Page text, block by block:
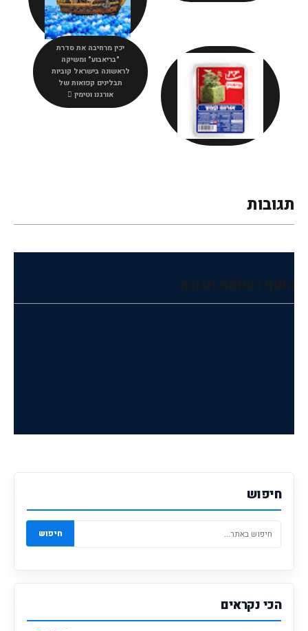
יכין מרחיבה את סדרת
"בריאבוע" ומשיקה
לראשונה בישראל קוביות
תבלינים קפואות של
אורגנו וטימין
תגובות
הוסף רשומת תגובה
חיפוש
חיפוש
הכי נקראים